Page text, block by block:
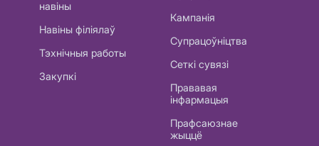
навіны
Навіны філіялаў
Тэхнічныя работы
Закупкі
Кампанія
Супрацоўніцтва
Сеткі сувязі
Прававая
інфармацыя
Прафсаюзнае
жыццё